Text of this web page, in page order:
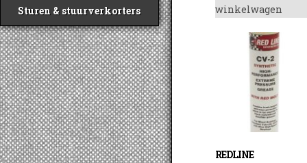
Sturen & stuurverkorters
winkelwagen
REDLINE